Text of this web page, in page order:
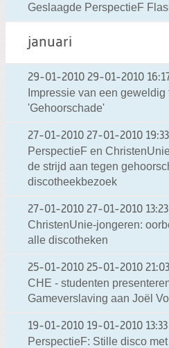
Geslaagde PerspectieF
januari
29-01-2010 29-01-2010
Impressie van een
'Gehoorschade'
27-01-2010 27-01-2010 19:33
PerspectieF en
de strijd aan tegen
discotheekbezoek
27-01-2010 27-01-2010 13:23
ChristenUnie-jongeren:
alle discotheken
25-01-2010 25-01-2010 21:03
CHE - studenten
Gameverslaving aan Joël
19-01-2010 19-01-2010 13:33
PerspectieF: Stille disco